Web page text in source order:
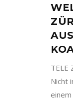
TELE
Nicht
einem